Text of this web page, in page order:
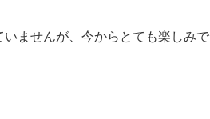
ませんが、今からとても楽しみで